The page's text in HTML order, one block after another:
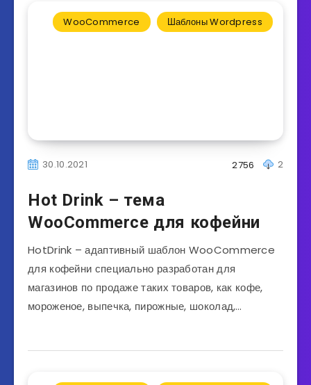
WooCommerce Шаблоны Wordpress
30.10.2021 2
2756
Hot Drink – тема
WooCommerce для кофейни
HotDrink – адаптивный шаблон WooCommerce
для кофейни специально разработан для
магазинов по продаже таких товаров, как кофе,
мороженое, выпечка, пирожные, шоколад,…